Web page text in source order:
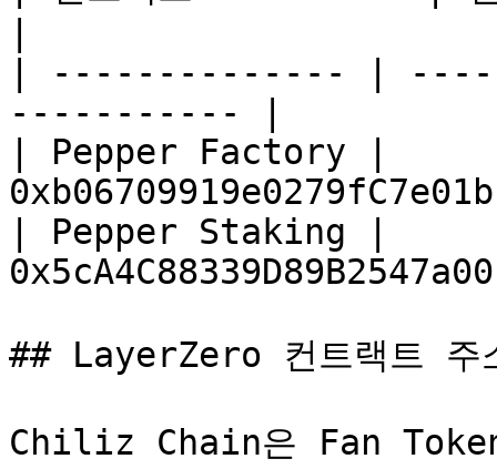
| -------------- |
----------- |
| Pepper Factory |
| Pepper Staking |
## LayerZero 컨트랙트 주
Chiliz Chain은 Fan Token